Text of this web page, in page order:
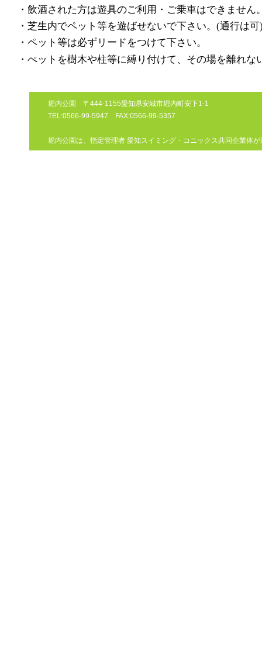
・飲酒された方は遊具のご利用・ご乗車はできません
・芝生内でペット等を遊ばせないで下さい。(通行は可
・ペット等は必ずリードをつけて下さい。
・ぺットを樹木や柱等に縛り付けて、その場を離れな
堀内公園 〒444-1155愛知県安城市堀内町安下1-1
TEL:0566-99-5947 FAX:0566-99-5357
堀内公園は、指定管理者 愛知スイミング・コニックス共同企業体